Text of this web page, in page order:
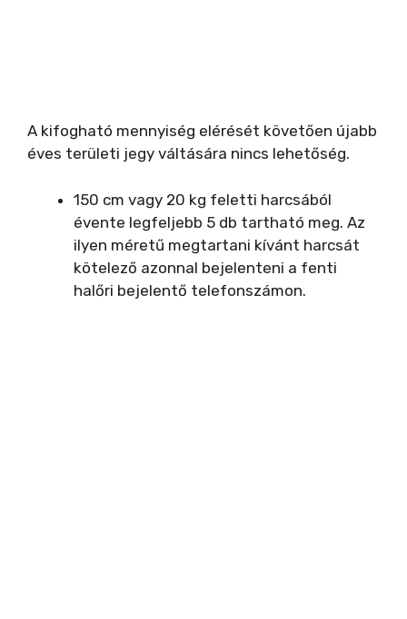
A kifogható mennyiség elérését követően újabb
éves területi jegy váltására nincs lehetőség.
150 cm vagy 20 kg feletti harcsából
évente legfeljebb 5 db tartható meg. Az
ilyen méretű megtartani kívánt harcsát
kötelező azonnal bejelenteni a fenti
halőri bejelentő telefonszámon.